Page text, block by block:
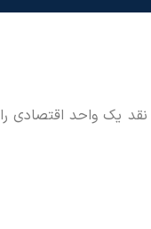
یک واحد اقتصادی